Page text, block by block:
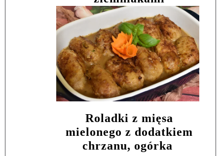
Roladki z mięsa
mielonego z dodatkiem
chrzanu, ogórka